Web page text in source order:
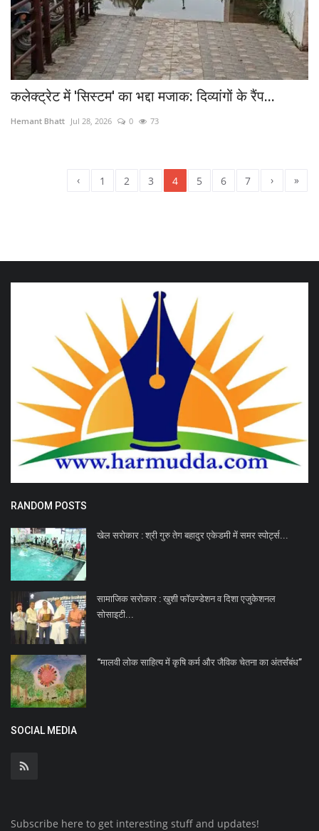
कलेक्ट्रेट में 'सिस्टम' का भद्दा मजाक: दिव्यांगों के रैंप...
Hemant Bhatt Jul 28, 2026 0 73
‹ 1 2 3 4 5 6 7 › »
RANDOM POSTS
खेल सरोकार : श्री गुरु तेग बहादुर एकेडमी में समर स्पोर्ट्स...
सामाजिक सरोकार : खुशी फॉउण्डेशन व दिशा एजुकेशनल
सोसाइटी...
“मालवी लोक साहित्य में कृषि कर्म और जैविक चेतना का अंतर्संबंध”
SOCIAL MEDIA
Subscribe here to get interesting stuff and updates!